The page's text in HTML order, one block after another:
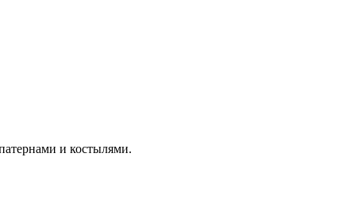
и костылями.